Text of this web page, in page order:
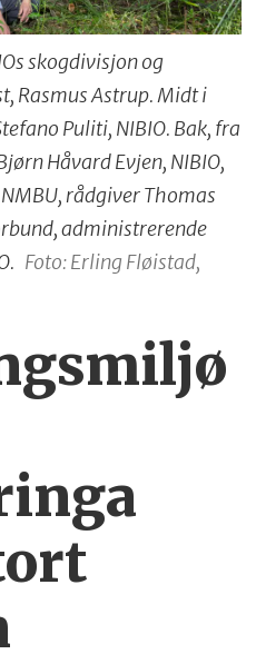
skogdivisjon og
Rasmus Astrup. Midt i
Puliti, NIBIO. Bak, fra
Håvard Evjen, NIBIO,
rådgiver Thomas
administrerende
Foto: Erling Fløistad,